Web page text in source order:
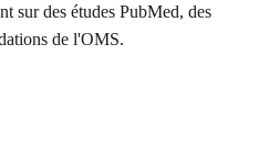
sur des études PubMed, des
de l'OMS.